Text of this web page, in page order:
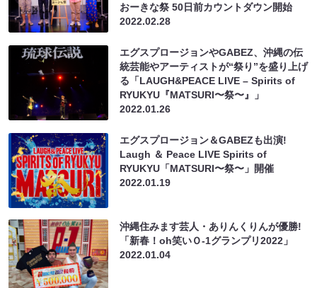
おーきな祭 50日前カウントダウン開始
2022.02.28
エグスプロージョンやGABEZ、沖縄の伝
統芸能やアーティストが“祭り”を盛り上げ
る「LAUGH&PEACE LIVE – Spirits of
RYUKYU『MATSURI〜祭〜』」
2022.01.26
エグスプロージョン＆GABEZも出演!
Laugh ＆ Peace LIVE Spirits of
RYUKYU「MATSURI〜祭〜」開催
2022.01.19
沖縄住みます芸人・ありんくりんが優勝!
「新春！oh笑いＯ-1グランプリ2022」
2022.01.04